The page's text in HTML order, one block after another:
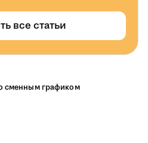
все статьи
сменным графиком